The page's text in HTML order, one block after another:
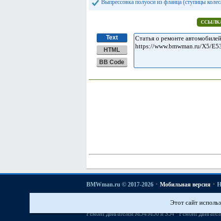
Выпрессовка полуоси из фланца (ступицы
Text
HTML
BB Code
BMWman.ru © 2017-2026· Мобильная версия ·
Основы ремонта
Ремонт двигателей М54/М56 и S54·Ремонт
Этот сайт